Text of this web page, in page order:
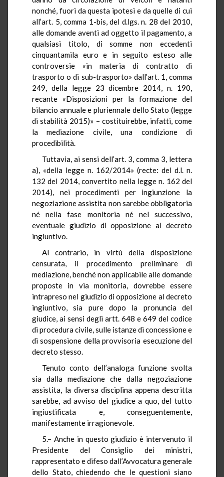
nonché, fuori da questa ipotesi e da quelle di cui
all’art. 5, comma 1-bis, del d.lgs. n. 28 del 2010,
alle domande aventi ad oggetto il pagamento, a
qualsiasi titolo, di somme non eccedenti
cinquantamila euro e in seguito esteso alle
controversie «in materia di contratto di
trasporto o di sub-trasporto» dall’art. 1, comma
249, della legge 23 dicembre 2014, n. 190,
recante «Disposizioni per la formazione del
bilancio annuale e pluriennale dello Stato (legge
di stabilità 2015)» – costituirebbe, infatti, come
la mediazione civile, una condizione di
procedibilità.
Tuttavia, ai sensi dell’art. 3, comma 3, lettera
a), «della legge n. 162/2014» (recte: del d.l. n.
132 del 2014, convertito nella legge n. 162 del
2014), nei procedimenti per ingiunzione la
negoziazione assistita non sarebbe obbligatoria
né nella fase monitoria né nel successivo,
eventuale giudizio di opposizione al decreto
ingiuntivo.
Al contrario, in virtù della disposizione
censurata, il procedimento preliminare di
mediazione, benché non applicabile alle domande
proposte in via monitoria, dovrebbe essere
intrapreso nel giudizio di opposizione al decreto
ingiuntivo, sia pure dopo la pronuncia del
giudice, ai sensi degli artt. 648 e 649 del codice
di procedura civile, sulle istanze di concessione e
di sospensione della provvisoria esecuzione del
decreto stesso.
Tenuto conto dell’analoga funzione svolta
sia dalla mediazione che dalla negoziazione
assistita, la diversa disciplina appena descritta
sarebbe, ad avviso del giudice a quo, del tutto
ingiustificata e, conseguentemente,
manifestamente irragionevole.
5.– Anche in questo giudizio è intervenuto il
Presidente del Consiglio dei ministri,
rappresentato e difeso dall’Avvocatura generale
dello Stato, chiedendo che le questioni siano